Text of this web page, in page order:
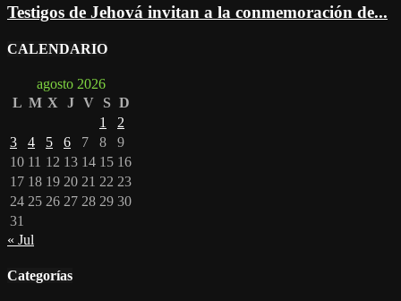
Testigos de Jehová invitan a la conmemoración de...
CALENDARIO
agosto 2026
L M X J V S D
1
2
3
4 5 6 7 8
9
10 11 12 13 14 15 16
17 18 19 20 21 22 23
24 25 26 27 28 29 30
31
« Jul
Categorías